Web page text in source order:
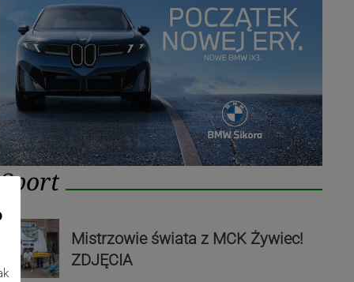
Sport
Mistrzowie świata z MCK Żywiec!
ZDJĘCIA